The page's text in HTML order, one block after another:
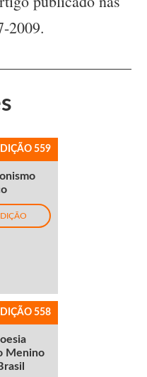
2009.
559
558
Menino